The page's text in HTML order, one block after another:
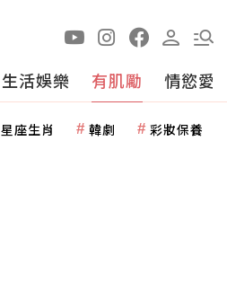
生活娛樂 有肌勵 情慾愛
星座生肖 韓劇 彩妝保養